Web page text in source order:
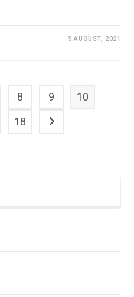
5 AUGUST, 2021
8 9
10
18 Go to the next page